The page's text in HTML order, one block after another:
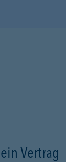
Vertrag